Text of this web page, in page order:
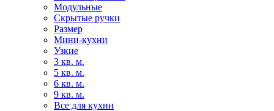
Модульные
Скрытые ручки
Размер
Мини-кухни
Узкие
3 кв. м.
5 кв. м.
6 кв. м.
9 кв. м.
Все для кухни